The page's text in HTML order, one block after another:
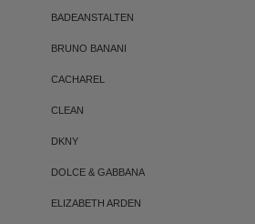
BADEANSTALTEN
BRUNO BANANI
CACHAREL
CLEAN
DKNY
DOLCE & GABBANA
ELIZABETH ARDEN